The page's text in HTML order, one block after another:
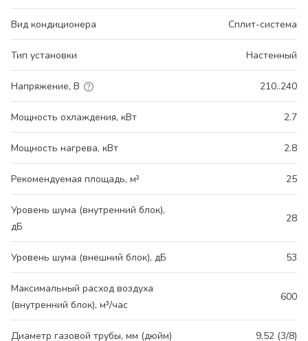
Вид кондиционера Сплит-система
Тип установки Настенный
Напряжение, В 210..240
Мощность охлаждения, кВт 2.7
Мощность нагрева, кВт 2.8
Рекомендуемая площадь, м² 25
Уровень шума (внутренний блок),
дБ
28
Уровень шума (внешний блок), дБ 53
Максимальный расход воздуха
(внутренний блок), м³/час
600
Диаметр газовой трубы, мм (дюйм) 9,52 (3/8)